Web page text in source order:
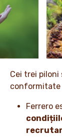
Cei trei
conformitate
Ferrero